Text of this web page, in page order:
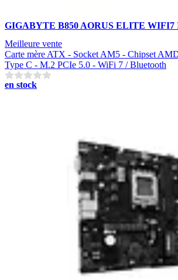
GIGABYTE B850 AORUS ELITE WIFI7
Meilleure vente
Carte mère ATX - Socket AM5 - Chipset
Type C - M.2 PCIe 5.0 - WiFi 7 / Bluetooth
en stock